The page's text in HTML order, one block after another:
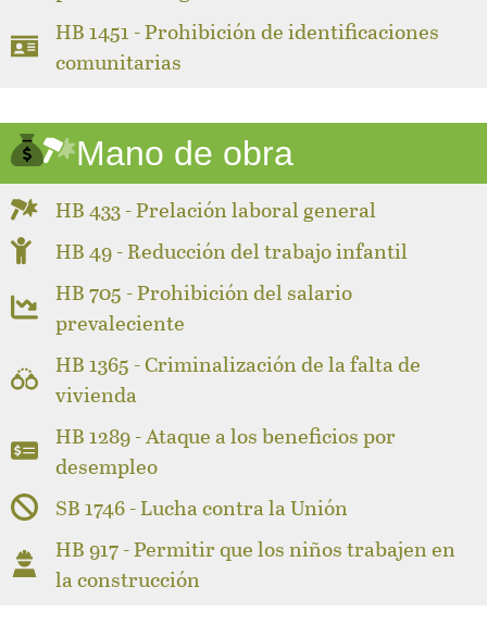
HB 1451 - Prohibición de identificaciones
comunitarias
Mano de obra
HB 433 - Prelación laboral general
HB 49 - Reducción del trabajo infantil
HB 705 - Prohibición del salario
prevaleciente
HB 1365 - Criminalización de la falta de
vivienda
HB 1289 - Ataque a los beneficios por
desempleo
SB 1746 - Lucha contra la Unión
HB 917 - Permitir que los niños trabajen en
la construcción